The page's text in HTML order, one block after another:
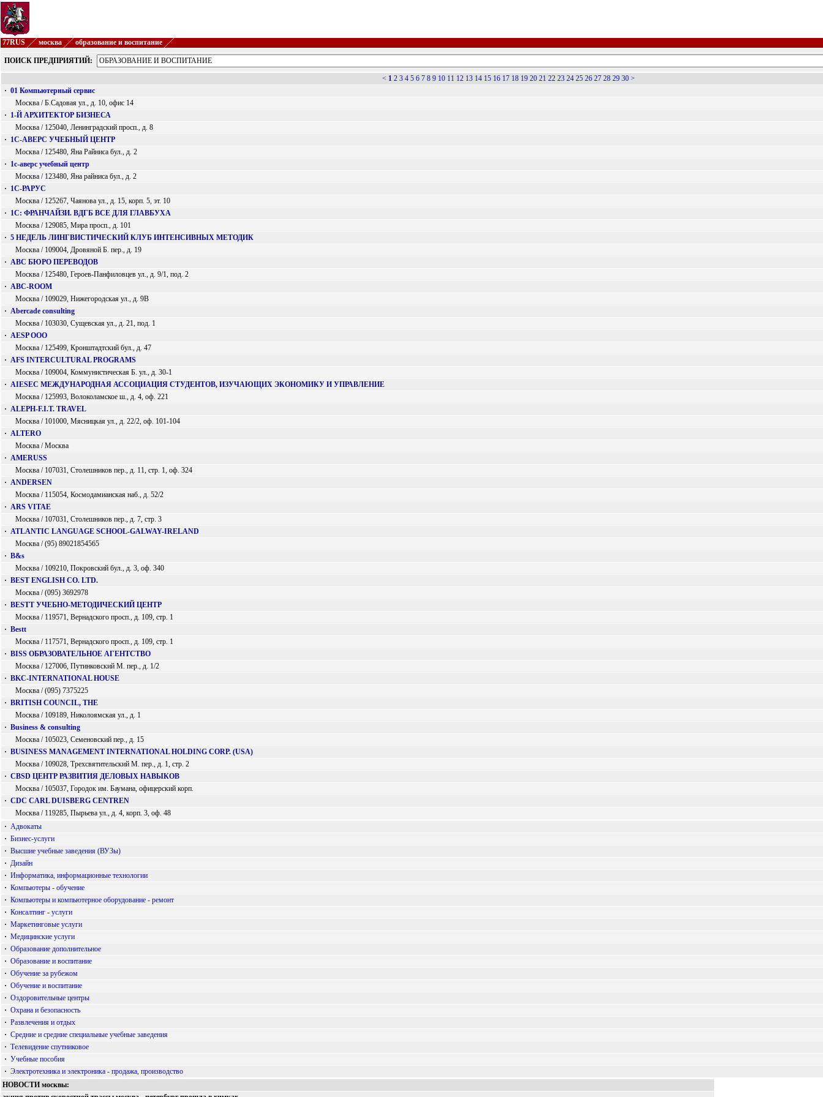
77RUS москва образование и воспитание
ПОИСК ПРЕДПРИЯТИЙ:
< 1 2 3 4 5 6 7 8 9 10 11 12 13 14 15 16 17 18 19 20 21 22 23 24 25 26 27 28 29 30 >
· 01 Компьютерный сервис
Москва / Б.Садовая ул., д. 10, офис 14
· 1-Й АРХИТЕКТОР БИЗНЕСА
Москва / 125040, Ленинградский просп., д. 8
· 1С-АВЕРС УЧЕБНЫЙ ЦЕНТР
Москва / 125480, Яна Райниса бул., д. 2
· 1с-аверс учебный центр
Москва / 123480, Яна райниса бул., д. 2
· 1С-РАРУС
Москва / 125267, Чаянова ул., д. 15, корп. 5, эт. 10
· 1С: ФРАНЧАЙЗИ. ВДГБ ВСЕ ДЛЯ ГЛАВБУХА
Москва / 129085, Мира просп., д. 101
· 5 НЕДЕЛЬ ЛИНГВИСТИЧЕСКИЙ КЛУБ ИНТЕНСИВНЫХ МЕТОДИК
Москва / 109004, Дровяной Б. пер., д. 19
· ABC БЮРО ПЕРЕВОДОВ
Москва / 125480, Героев-Панфиловцев ул., д. 9/1, под. 2
· ABC-ROOM
Москва / 109029, Нижегородская ул., д. 9В
· Abercade consulting
Москва / 103030, Сущевская ул., д. 21, под. 1
· AESP ООО
Москва / 125499, Кронштадтский бул., д. 47
· AFS INTERCULTURAL PROGRAMS
Москва / 109004, Коммунистическая Б. ул., д. 30-1
· AIESEC МЕЖДУНАРОДНАЯ АССОЦИАЦИЯ СТУДЕНТОВ, ИЗУЧАЮЩИХ ЭКОНОМИКУ И УПРАВЛЕНИЕ
Москва / 125993, Волоколамское ш., д. 4, оф. 221
· ALEPH-F.I.T. TRAVEL
Москва / 101000, Мясницкая ул., д. 22/2, оф. 101-104
· ALTERO
Москва / Москва
· AMERUSS
Москва / 107031, Столешников пер., д. 11, стр. 1, оф. 324
· ANDERSEN
Москва / 115054, Космодамианская наб., д. 52/2
· ARS VITAE
Москва / 107031, Столешников пер., д. 7, стр. 3
· ATLANTIC LANGUAGE SCHOOL-GALWAY-IRELAND
Москва / (95) 89021854565
· B&s
Москва / 109210, Покровский бул., д. 3, оф. 340
· BEST ENGLISH CO. LTD.
Москва / (095) 3692978
· BESTT УЧЕБНО-МЕТОДИЧЕСКИЙ ЦЕНТР
Москва / 119571, Вернадского просп., д. 109, стр. 1
· Bestt
Москва / 117571, Вернадского просп., д. 109, стр. 1
· BISS ОБРАЗОВАТЕЛЬНОЕ АГЕНТСТВО
Москва / 127006, Путинковский М. пер., д. 1/2
· BKC-INTERNATIONAL HOUSE
Москва / (095) 7375225
· BRITISH COUNCIL, THE
Москва / 109189, Николоямская ул., д. 1
· Business & consulting
Москва / 105023, Семеновский пер., д. 15
· BUSINESS MANAGEMENT INTERNATIONAL HOLDING CORP. (USA)
Москва / 109028, Трехсвятительский М. пер., д. 1, стр. 2
· CBSD ЦЕНТР РАЗВИТИЯ ДЕЛОВЫХ НАВЫКОВ
Москва / 105037, Городок им. Баумана, офицерский корп.
· CDC CARL DUISBERG CENTREN
Москва / 119285, Пырьева ул., д. 4, корп. 3, оф. 48
· Адвокаты
· Бизнес-услуги
· Высшие учебные заведения (ВУЗы)
· Дизайн
· Информатика, информационные технологии
· Компьютеры - обучение
· Компьютеры и компьютерное оборудование - ремонт
· Консалтинг - услуги
· Маркетинговые услуги
· Медицинские услуги
· Образование дополнительное
· Образование и воспитание
· Обучение за рубежом
· Обучение и воспитание
· Оздоровительные центры
· Охрана и безопасность
· Развлечения и отдых
· Средние и средние специальные учебные заведения
· Телевидение спутниковое
· Учебные пособия
· Электротехника и электроника - продажа, производство
НОВОСТИ москвы: